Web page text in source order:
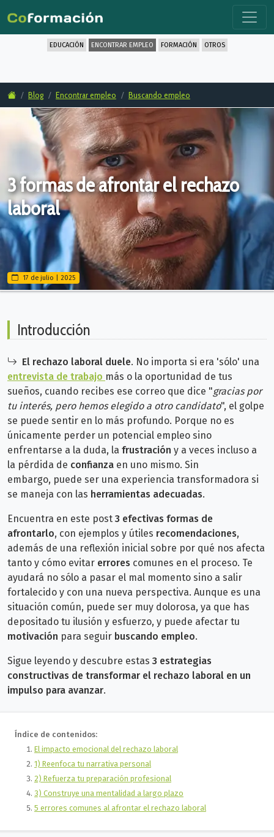
EDUCACIÓN ENCONTRAR EMPLEO FORMACIÓN OTROS
Blog Encontrar empleo Buscando empleo
3 formas de afrontar el rechazo
laboral
17 de julio | 2025
Introducción
El rechazo laboral duele. No importa si era 'sólo' una
entrevista de trabajo más o la oportunidad de tus
sueños, cuando recibes ese correo que dice "gracias por
tu interés, pero hemos elegido a otro candidato", el golpe
se puede sentir en lo más profundo. Porque no es
únicamente perder un potencial empleo sino
enfrentarse a la duda, la frustración y a veces incluso a
la pérdida de confianza en uno mismo. Sin
embargo, puede ser una experiencia transformadora si
se maneja con las herramientas adecuadas.
Encuentra en este post 3 efectivas formas de
afrontarlo, con ejemplos y útiles recomendaciones,
además de una reflexión inicial sobre por qué nos afecta
tanto y cómo evitar errores comunes en el proceso. Te
ayudará no sólo a pasar el mal momento sino a salir
fortalecido y con una nueva perspectiva. Aunque es una
situación común, puede ser muy dolorosa, ya que has
depositado tu ilusión y esfuerzo, y puede afectar tu
motivación para seguir buscando empleo.
Sigue leyendo y descubre estas 3 estrategias
constructivas de transformar el rechazo laboral en un
impulso para avanzar.
Índice de contenidos:
El impacto emocional del rechazo laboral
1) Reenfoca tu narrativa personal
2) Refuerza tu preparación profesional
3) Construye una mentalidad a largo plazo
5 errores comunes al afrontar el rechazo laboral